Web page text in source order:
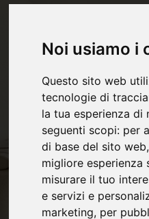
Noi usiamo i
Questo sito web
tecnologie di
la tua esperienza di
seguenti scopi: per
di base del sito web,
migliore esperienza
misurare il tuo
e servizi e
marketing, per